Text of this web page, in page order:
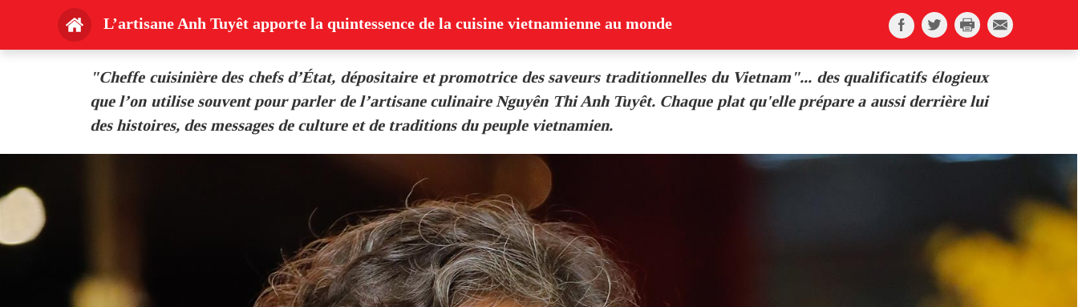
L’artisane Anh Tuyêt apporte la quintessence de la cuisine vietnamienne au monde
"Cheffe cuisinière des chefs d’État, dépositaire et promotrice des saveurs traditionnelles du Vietnam"... des qualificatifs élogieux
que l’on utilise souvent pour parler de l’artisane culinaire Nguyên Thi Anh Tuyêt. Chaque plat qu'elle prépare a aussi derrière lui
des histoires, des messages de culture et de traditions du peuple vietnamien.